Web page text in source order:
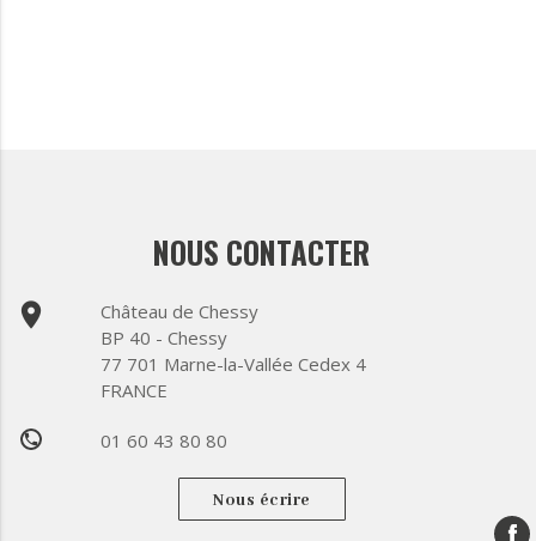
NOUS CONTACTER
place
Château de Chessy
BP 40 - Chessy
77 701 Marne-la-Vallée Cedex 4
FRANCE
phone 01 60 43 80 80
Nous écrire